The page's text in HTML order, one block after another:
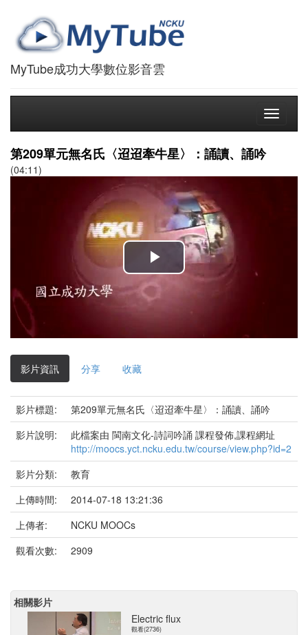
MyTube成功大學數位影音雲
Toggle
第209單元無名氏〈迢迢牽牛星〉：誦讀、誦吟
(04:11)
播
放
影
影片資訊 分享 收藏
影片標題:
第209單元無名氏〈迢迢牽牛星〉：誦讀、誦吟
影片說明:
此檔案由 閩南文化-詩詞吟誦 課程發佈,課程網址
http://moocs.yct.ncku.edu.tw/course/view.php?id=2
影片分類:
教育
上傳時間:
2014-07-18 13:21:36
上傳者:
NCKU MOOCs
觀看次數:
2909
相關影片
Electric flux
觀看(2736)